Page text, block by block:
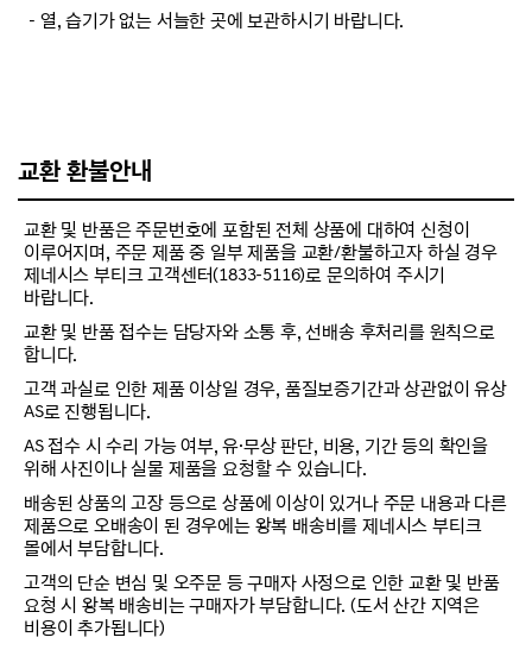
－열, 습기가 없는 서늘한 곳에 보관하시기 바랍니다.
교환 환불안내
교환 및 반품은 주문번호에 포함된 전체 상품에 대하여 신청이
이루어지며, 주문 제품 중 일부 제품을 교환/환불하고자 하실 경우
제네시스 부티크 고객센터(1833-5116)로 문의하여 주시기
바랍니다.
교환 및 반품 접수는 담당자와 소통 후, 선배송 후처리를 원칙으로
합니다.
고객 과실로 인한 제품 이상일 경우, 품질보증기간과 상관없이 유상
AS로 진행됩니다.
AS 접수 시 수리 가능 여부, 유·무상 판단, 비용, 기간 등의 확인을
위해 사진이나 실물 제품을 요청할 수 있습니다.
배송된 상품의 고장 등으로 상품에 이상이 있거나 주문 내용과 다른
제품으로 오배송이 된 경우에는 왕복 배송비를 제네시스 부티크
몰에서 부담합니다.
고객의 단순 변심 및 오주문 등 구매자 사정으로 인한 교환 및 반품
요청 시 왕복 배송비는 구매자가 부담합니다. (도서 산간 지역은
비용이 추가됩니다)